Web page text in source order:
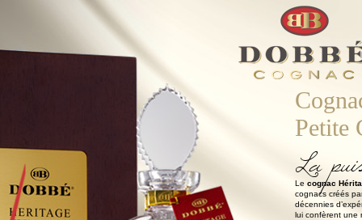
Petite
La
Le cognac
cognacs créés
décennies
lui confèrent une